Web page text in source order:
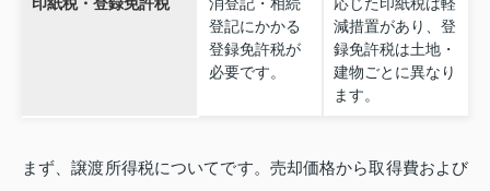
登記にかかる
登録免許税が
必要です。
減措置があり、登
録免許税は土地・
建物ごとに異なり
ます。
まず、譲渡所得税についてです。売却価格から取得費および